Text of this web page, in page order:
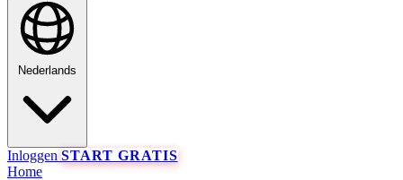
Nederlands
Inloggen START GRATIS
Home